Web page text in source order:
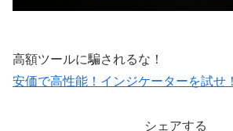
高額ツールに騙されるな！
安価で高性能！インジケーターを試せ！
シェアする